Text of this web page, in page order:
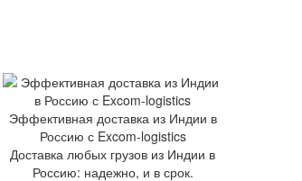
Эффективная доставка из Индии в
Россию с Excom-logistics
Доставка любых грузов из Индии в
Россию: надежно, и в срок.